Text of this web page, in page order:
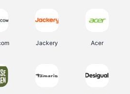
Jackery Acer